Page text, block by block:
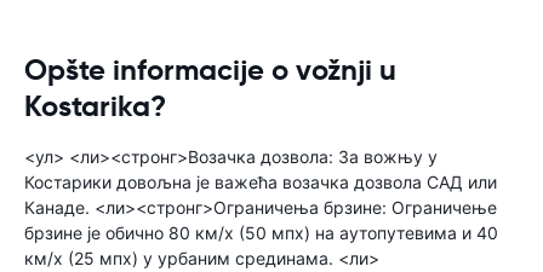
Opšte informacije o vožnji u
Kostarika?
<ул> <ли><стронг>Возачка дозвола: За вожњу у
Костарики довољна је важећа возачка дозвола САД или
Канаде. <ли><стронг>Ограничења брзине: Ограничење
брзине је обично 80 км/х (50 мпх) на аутопутевима и 40
км/х (25 мпх) у урбаним срединама. <ли>